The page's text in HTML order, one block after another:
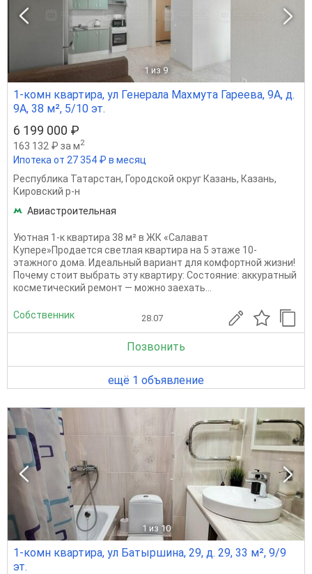
1 из 9
1-комн квартира, ул Генерала Махмута Гареева, 9А, д.
9А, 38 м², 5/10 эт.
6 199 000 ₽
163 132 ₽ за м2
Ипотека от 27 354 ₽ в месяц
Республика Татарстан, Городской округ Казань, Казань,
Кировский р-н
Авиастроительная
Уютная 1-к квартира 38 м² в ЖК «Салават
Купере»Продается светлая квартира на 5 этаже 10-
этажного дома. Идеальный вариант для комфортной жизни!
Почему стоит выбрать эту квартиру: Состояние: аккуратный
косметический ремонт — можно заехать...
Собственник 28.07
Позвонить
ещё 1 объявление
1 из 10
1-комн квартира, ул Батыршина, 29, д. 29, 33 м², 9/9
эт.